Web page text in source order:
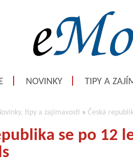
NOVINKY TIPY A
tipy a zajímavosti » Česká
se po 12